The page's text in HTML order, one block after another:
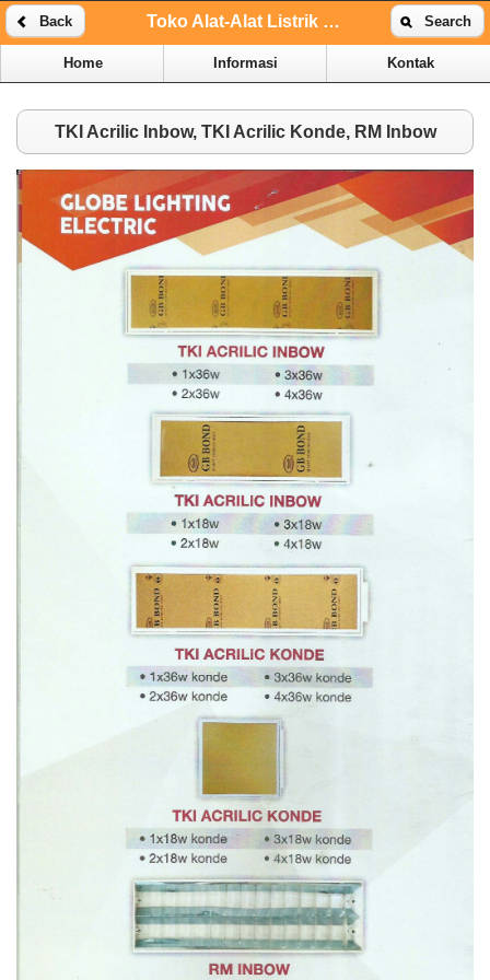
Back Toko Alat-Alat Listrik Online | Toko Alat-Alat Listrik Kenari Search
Home Informasi Kontak
TKI Acrilic Inbow, TKI Acrilic Konde, RM Inbow